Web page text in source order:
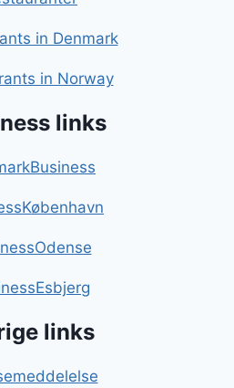
in Denmark
in Norway
links
links